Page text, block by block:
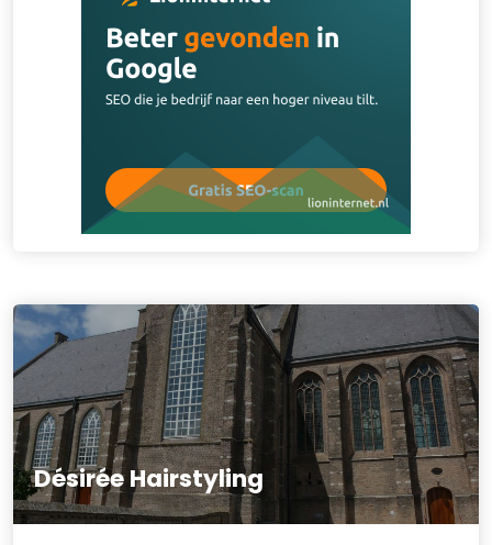
Désirée Hairstyling